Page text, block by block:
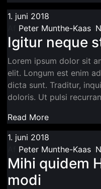
1. juni 2018
Peter Munthe-Kaas
Igitur neque
Lorem ipsum dolor sit
elit. Longum est enim
dicta sunt. Traditur,
doloris. Ut pulsi
Read More
1. juni 2018
Peter Munthe-Kaas
Mihi quidem
modi